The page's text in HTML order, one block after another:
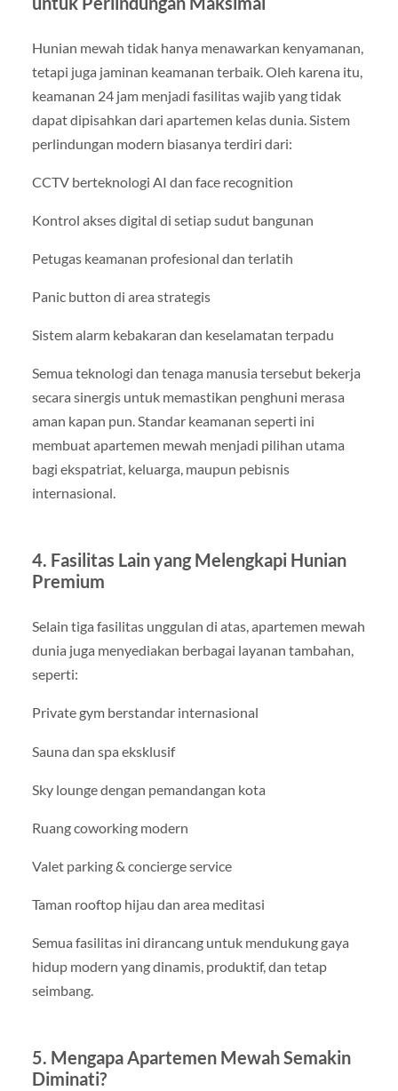
Hunian mewah tidak hanya menawarkan kenyamanan,
tetapi juga jaminan keamanan terbaik. Oleh karena itu,
keamanan 24 jam menjadi fasilitas wajib yang tidak
dapat dipisahkan dari apartemen kelas dunia. Sistem
perlindungan modern biasanya terdiri dari:
CCTV berteknologi AI dan face recognition
Kontrol akses digital di setiap sudut bangunan
Petugas keamanan profesional dan terlatih
Panic button di area strategis
Sistem alarm kebakaran dan keselamatan terpadu
Semua teknologi dan tenaga manusia tersebut bekerja
secara sinergis untuk memastikan penghuni merasa
aman kapan pun. Standar keamanan seperti ini
membuat apartemen mewah menjadi pilihan utama
bagi ekspatriat, keluarga, maupun pebisnis
internasional.
4. Fasilitas Lain yang Melengkapi Hunian
Premium
Selain tiga fasilitas unggulan di atas, apartemen mewah
dunia juga menyediakan berbagai layanan tambahan,
seperti:
Private gym berstandar internasional
Sauna dan spa eksklusif
Sky lounge dengan pemandangan kota
Ruang coworking modern
Valet parking & concierge service
Taman rooftop hijau dan area meditasi
Semua fasilitas ini dirancang untuk mendukung gaya
hidup modern yang dinamis, produktif, dan tetap
seimbang.
5. Mengapa Apartemen Mewah Semakin
Diminati?